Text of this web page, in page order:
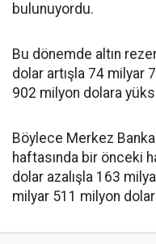
bulunuyordu.
Bu dönemde altın
dolar artışla 74 milyar
902 milyon dolara
Böylece Merkez
haftasında bir önceki
dolar azalışla 163
milyar 511 milyon